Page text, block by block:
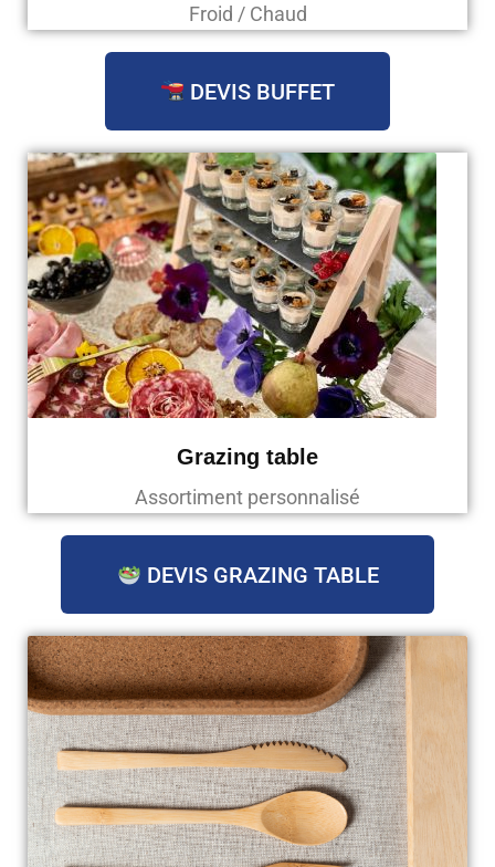
Froid / Chaud
DEVIS BUFFET
Grazing table
Assortiment personnalisé
DEVIS GRAZING TABLE